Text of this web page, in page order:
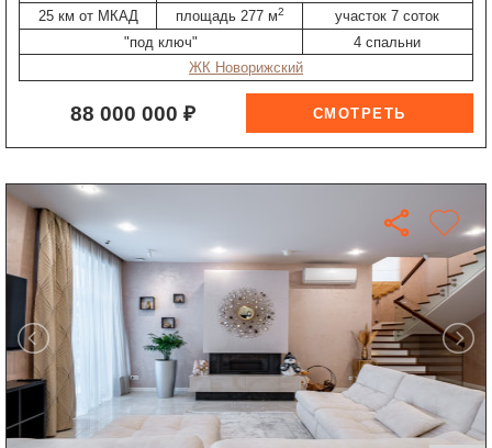
25 км от МКАД
площадь 277 м2
участок 7 соток
"под ключ"
4 спальни
ЖК Новорижский
88 000 000 ₽